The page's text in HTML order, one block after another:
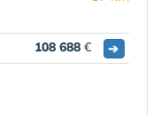
108 688 € ➔